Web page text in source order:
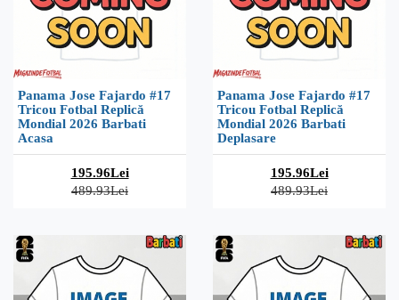
Panama Jose Fajardo #17
Tricou Fotbal Replică
Mondial 2026 Barbati
Acasa
195.96Lei
489.93Lei
Panama Jose Fajardo #17
Tricou Fotbal Replică
Mondial 2026 Barbati
Deplasare
195.96Lei
489.93Lei